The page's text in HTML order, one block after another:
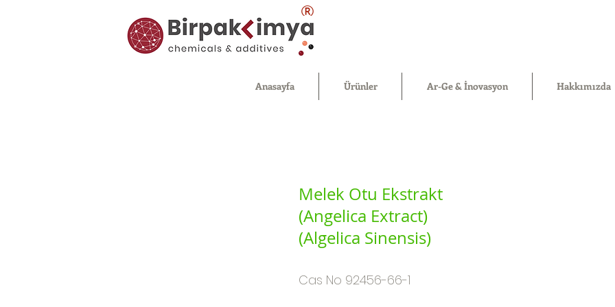
®
Anasayfa Ürünler Ar-Ge & İnovasyon Hakkımızda
Melek Otu Ekstrakt
(Angelica Extract)
(Algelica Sinensis)
Cas No 92456-66-1